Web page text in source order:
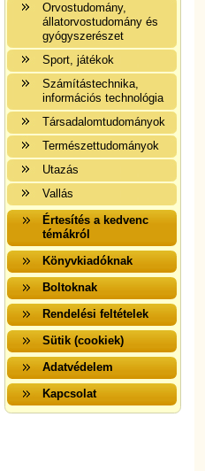
Orvostudomány,
állatorvostudomány és
gyógyszerészet
Sport, játékok
Számítástechnika,
információs technológia
Társadalomtudományok
Természettudományok
Utazás
Vallás
Értesítés a kedvenc
témákról
Könyvkiadóknak
Boltoknak
Rendelési feltételek
Sütik (cookiek)
Adatvédelem
Kapcsolat